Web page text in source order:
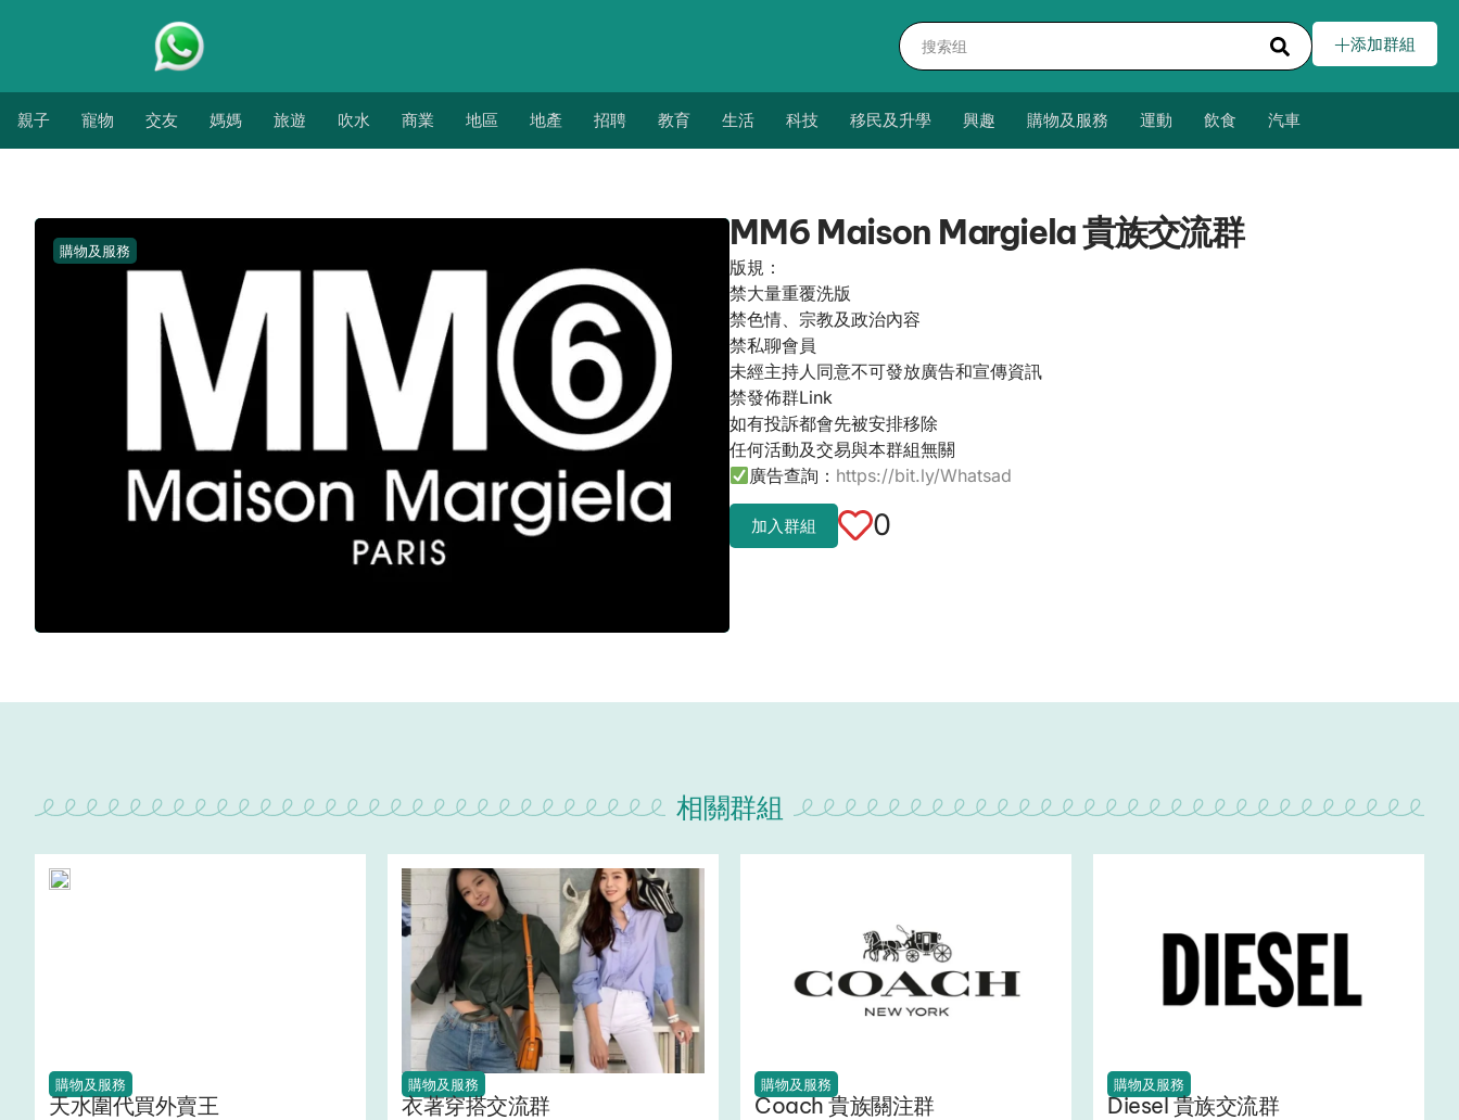
添加群組
親子 寵物 交友 媽媽 旅遊 吹水 商業 地區 地產 招聘 教育 生活 科技 移民及升學 興趣 購物及服務 運動 飲食 汽車
購物及服務 MM6 Maison Margiela 貴族交流群
版規：
禁大量重覆洗版
禁色情、宗教及政治內容
禁私聊會員
未經主持人同意不可發放廣告和宣傳資訊
禁發佈群Link
如有投訴都會先被安排移除
任何活動及交易與本群組無關
廣告查詢： https://bit.ly/Whatsad
加入群組 0
相關群組
購物及服務
天水圍代買外賣王
購物及服務
衣著穿搭交流群
購物及服務
Coach 貴族關注群
購物及服務
Diesel 貴族交流群